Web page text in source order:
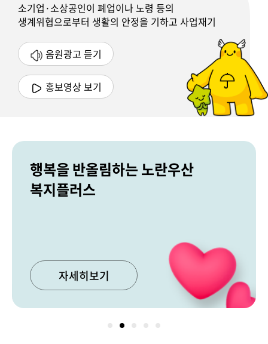
소기업·소상공인이 폐업이나 노령 등의
생계위협으로부터 생활의 안정을 기하고 사업재기
115조 규정에 따라 운영되는 사업주의 퇴직금
(목돈마련)을 위한 공제제도입니다.
음원광고 듣기
홍보영상 보기
행복을 반올림하는 노란우산
복지플러스
자세히보기